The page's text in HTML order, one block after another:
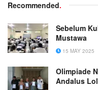
Recommended.
Sebelum
Mustawa
15 MAY 2025
Olimpiade
Andalus